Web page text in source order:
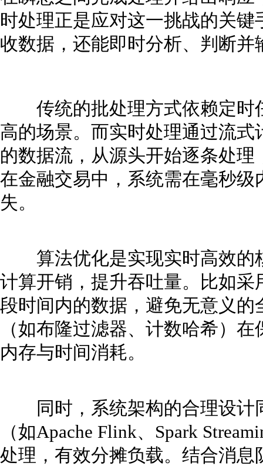
时处理正是应对这一挑战的关
收数据，还能即时分析、判断并
传统的批处理方式依赖定时
高的场景。而实时处理通过流
的数据流，从源头开始逐条处
在金融交易中，系统需在毫秒
失。
算法优化是实现实时高效的
计算开销，提升吞吐量。比如
段时间内的数据，避免无意义
（如布隆过滤器、计数哈希）
内存与时间消耗。
同时，系统架构的合理设计
（如Apache Flink、Spark
处理，有效分摊负载。结合消